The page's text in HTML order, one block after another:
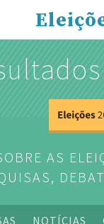
AS
NOTÍCIAS